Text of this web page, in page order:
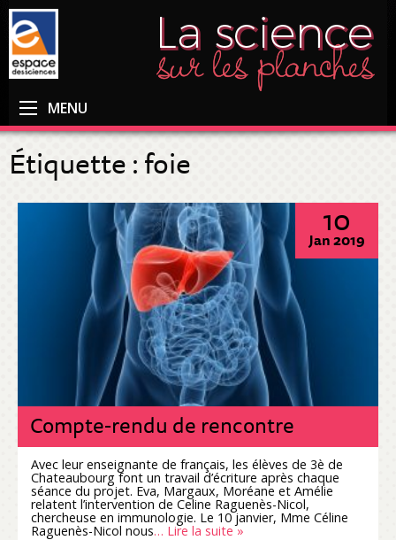
MENU
Étiquette :foie
10
Jan 2019
Compte-rendu de rencontre
Avec leur enseignante de français, les élèves de 3è de
Chateaubourg font un travail d’écriture après chaque
séance du projet. Eva, Margaux, Moréane et Amélie
relatent l’intervention de Celine Raguenès-Nicol,
chercheuse en immunologie. Le 10 janvier, Mme Céline
Raguenès-Nicol nous… Lire la suite »